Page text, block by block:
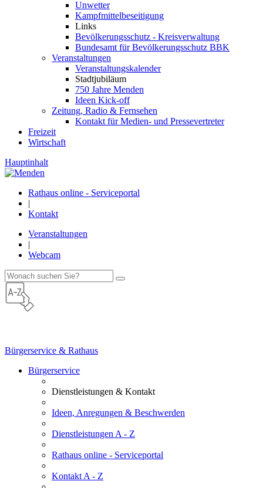
Unwetter
Kampfmittelbeseitigung
Links
Bevölkerungsschutz - Kreisverwaltung
Bundesamt für Bevölkerungsschutz BBK
Veranstaltungen
Veranstaltungskalender
Stadtjubiläum
750 Jahre Menden
Ideen Kick-off
Zeitung, Radio & Fernsehen
Kontakt für Medien- und Pressevertreter
Freizeit
Wirtschaft
Hauptinhalt
Rathaus online - Serviceportal
|
Kontakt
Veranstaltungen
|
Webcam
Bürgerservice & Rathaus
Bürgerservice
Dienstleistungen & Kontakt
Ideen, Anregungen & Beschwerden
Dienstleistungen A - Z
Rathaus online - Serviceportal
Kontakt A - Z